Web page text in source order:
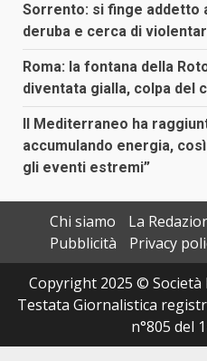
Sorrento: si finge addetto
deruba e cerca di
Roma: la fontana della
diventata gialla, colpa del
Il Mediterraneo ha
accumulando energia,
gli eventi estremi”
Chi siamo
La
Pubblicità
Privacy
Copyright 2025 © Società
Testata Giornalistica
n°805 del